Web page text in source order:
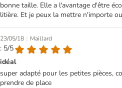
bonne taille. Elle a l'avantage d'être
litière. Et je peux la mettre n'importe ou
23/05/18 | Maillard
: 5/5
idéal
super adapté pour les petites pièces,
prendre de place